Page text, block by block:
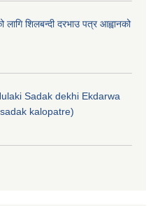
लागि शिलबन्दी दरभाउ पत्र आह्वानको
Sadak dekhi Ekdarwa
kalopatre)